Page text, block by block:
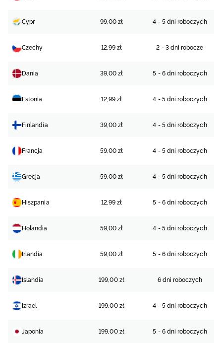
Cypr 99,00 zł 4 - 5 dni roboczych
Czechy 12,99 zł 2 - 3 dni robocze
Dania 39,00 zł 5 - 6 dni roboczych
Estonia 12,99 zł 4 - 5 dni roboczych
Finlandia 39,00 zł 4 - 5 dni roboczych
Francja 59,00 zł 4 - 5 dni roboczych
Grecja 59,00 zł 4 - 5 dni roboczych
Hiszpania 12,99 zł 5 - 6 dni roboczych
Holandia 59,00 zł 4 - 5 dni roboczych
Irlandia 59,00 zł 5 - 6 dni roboczych
Islandia 199,00 zł 6 dni roboczych
Izrael 199,00 zł 4 - 5 dni roboczych
Japonia 199,00 zł 5 - 6 dni roboczych